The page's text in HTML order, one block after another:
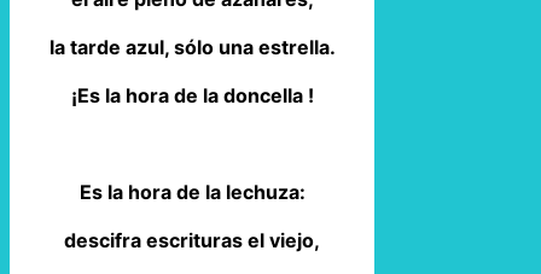
la tarde azul, sólo una estrella.
¡Es la hora de la doncella !
Es la hora de la lechuza:
descifra escrituras el viejo,